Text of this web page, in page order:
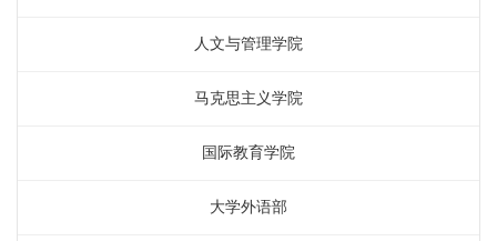
人文与管理学院
马克思主义学院
国际教育学院
大学外语部